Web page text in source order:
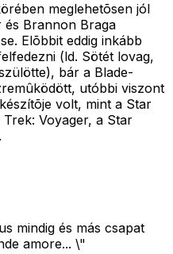
meglehetõsen jól
és Brannon Braga
Elõbbit eddig inkább
(ld. Sötét lovag,
bár a Blade-
utóbbi viszont
volt, mint a Star
Voyager, a Star
mindig és más csapat
amore... \"